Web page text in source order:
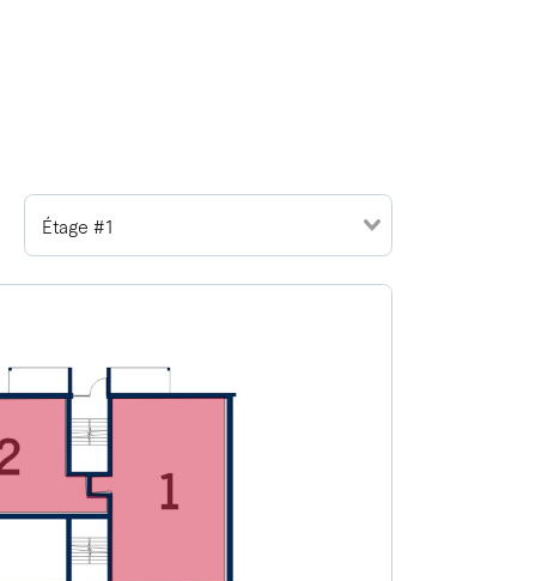
Étage #1